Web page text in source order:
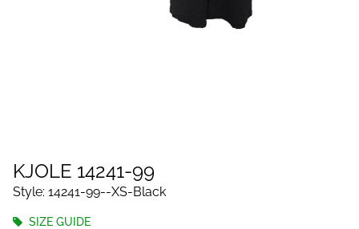
KJOLE 14241-99
Style: 14241-99--XS-Black
SIZE GUIDE